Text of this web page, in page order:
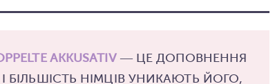
AKKUSATIV— ЦЕ ДОПОВНЕННЯ
БІЛЬШІСТЬ НІМЦІВ УНИКАЮТЬ ЙОГО,